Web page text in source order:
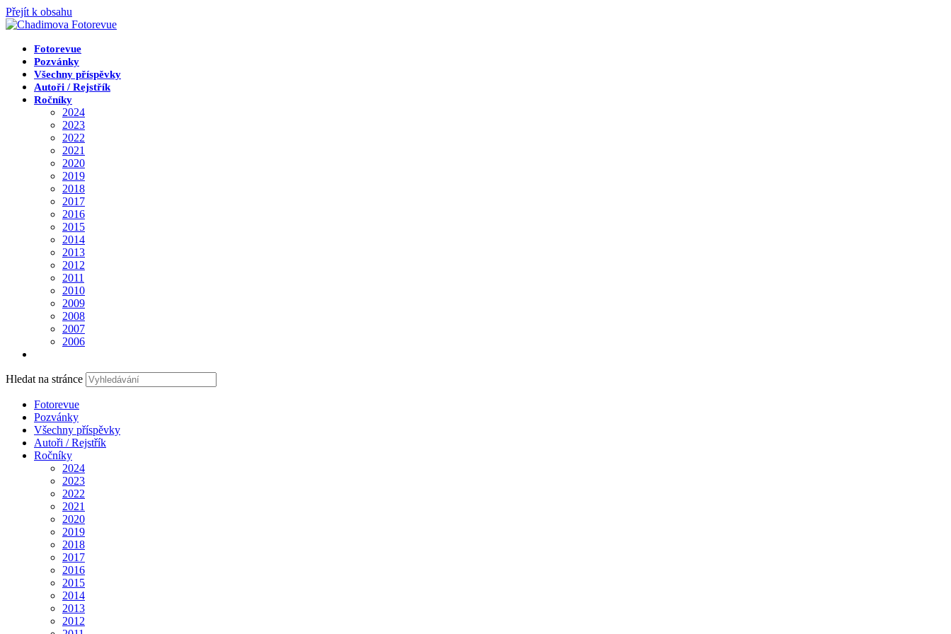
Přejít k obsahu
Fotorevue
Pozvánky
Všechny příspěvky
Autoři / Rejstřík
Ročníky
2024
2023
2022
2021
2020
2019
2018
2017
2016
2015
2014
2013
2012
2011
2010
2009
2008
2007
2006
Hledat na stránce
Fotorevue
Pozvánky
Všechny příspěvky
Autoři / Rejstřík
Ročníky
2024
2023
2022
2021
2020
2019
2018
2017
2016
2015
2014
2013
2012